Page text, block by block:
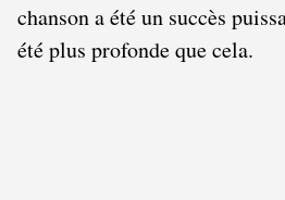
chanson a été un succès
été plus profonde que cela.